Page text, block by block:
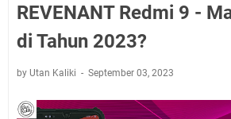
REVENANT Redmi 9 -
di Tahun 2023?
by Utan Kaliki September 03, 2023